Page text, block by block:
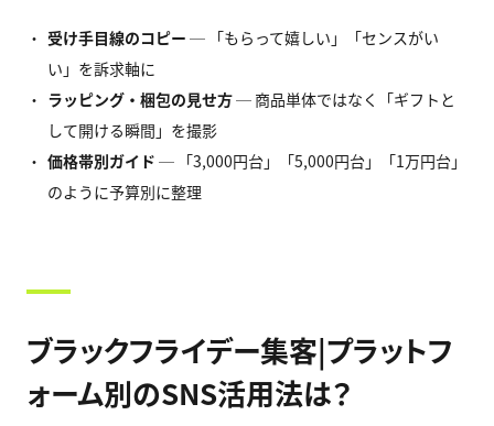
受け手目線のコピー ─ 「もらって嬉しい」「センスがい
い」を訴求軸に
ラッピング・梱包の見せ方─ 商品単体ではなく「ギフトと
して開ける瞬間」を撮影
価格帯別ガイド ─ 「3,000円台」「5,000円台」「1万円台」
のように予算別に整理
ブラックフライデー集客|プラットフ
ォーム別のSNS活用法は？